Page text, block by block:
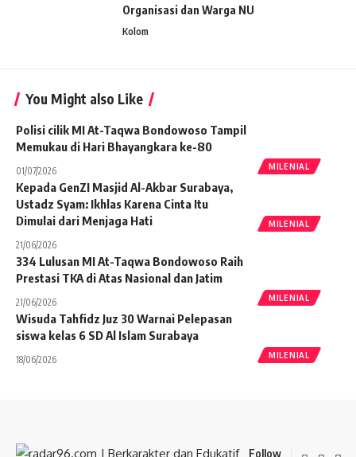
Organisasi dan Warga NU
Kolom
You Might also Like
MILENIAL
Polisi cilik MI At-Taqwa Bondowoso Tampil
Memukau di Hari Bhayangkara ke-80
01/07/2026
MILENIAL
Kepada GenZI Masjid Al-Akbar Surabaya,
Ustadz Syam: Ikhlas Karena Cinta Itu
Dimulai dari Menjaga Hati
21/06/2026
MILENIAL
334 Lulusan MI At-Taqwa Bondowoso Raih
Prestasi TKA di Atas Nasional dan Jatim
21/06/2026
MILENIAL
Wisuda Tahfidz Juz 30 Warnai Pelepasan
siswa kelas 6 SD Al Islam Surabaya
18/06/2026
Follow